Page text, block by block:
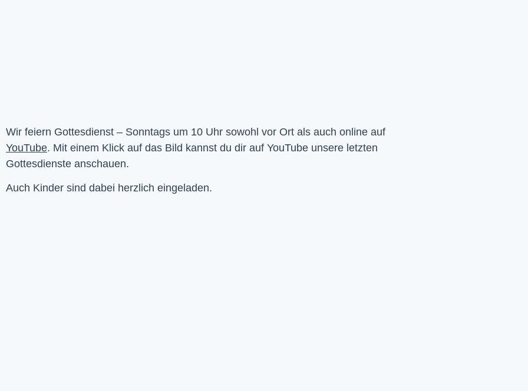
YouTube. Mit einem Klick auf das Bild kannst du dir auf YouTube unsere letzten
Gottesdienste anschauen.
Auch Kinder sind dabei herzlich eingeladen.